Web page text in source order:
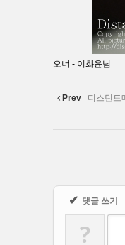
오너 - 이화윤님
Prev 디스턴트
✔ 댓글 쓰기
?